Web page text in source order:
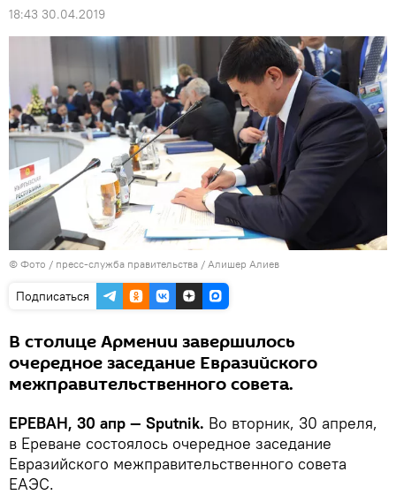
18:43 30.04.2019
© Фото / пресс-служба правительства / Алишер Алиев
Подписаться
В столице Армении завершилось
очередное заседание Евразийского
межправительственного совета.
ЕРЕВАН, 30 апр — Sputnik. Во вторник, 30 апреля,
в Ереване состоялось очередное заседание
Евразийского межправительственного совета
ЕАЭС.